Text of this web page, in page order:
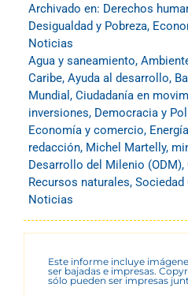
Archivado en: Derechos
Desigualdad y Pobreza,
Noticias
Agua y saneamiento,
Caribe, Ayuda al desarrollo,
Mundial , Ciudadanía en
inversiones, Democracia y
Economía y comercio, Energía
redacción, Michel Martelly,
Desarrollo del Milenio (ODM),
Recursos naturales, Sociedad
Noticias
Este informe incluye
ser bajadas e impresas.
sólo pueden ser impresas